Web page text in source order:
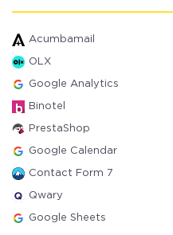
Acumbamail
OLX
Google Analytics
Binotel
PrestaShop
Google Calendar
Contact Form 7
Qwary
Google Sheets